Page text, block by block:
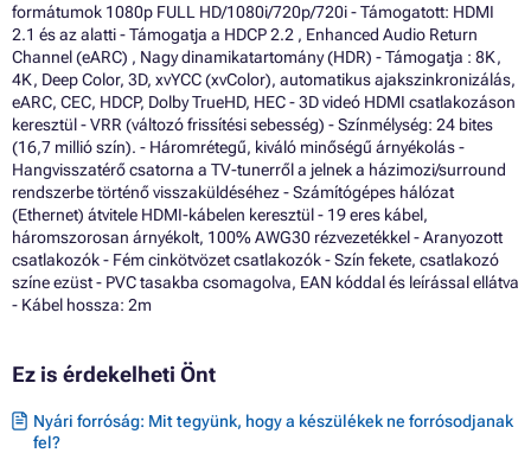
formátumok 1080p FULL HD/1080i/720p/720i - Támogatott: HDMI
2.1 és az alatti - Támogatja a HDCP 2.2 , Enhanced Audio Return
Channel (eARC) , Nagy dinamikatartomány (HDR) - Támogatja : 8K,
4K, Deep Color, 3D, xvYCC (xvColor), automatikus ajakszinkronizálás,
eARC, CEC, HDCP, Dolby TrueHD, HEC - 3D videó HDMI csatlakozáson
keresztül - VRR (változó frissítési sebesség) - Színmélység: 24 bites
(16,7 millió szín). - Háromrétegű, kiváló minőségű árnyékolás -
Hangvisszatérő csatorna a TV-tunerről a jelnek a házimozi/surround
rendszerbe történő visszaküldéséhez - Számítógépes hálózat
(Ethernet) átvitele HDMI-kábelen keresztül - 19 eres kábel,
háromszorosan árnyékolt, 100% AWG30 rézvezetékkel - Aranyozott
csatlakozók - Fém cinkötvözet csatlakozók - Szín fekete, csatlakozó
színe ezüst - PVC tasakba csomagolva, EAN kóddal és leírással ellátva
- Kábel hossza: 2m
Ez is érdekelheti Önt
Nyári forróság: Mit tegyünk, hogy a készülékek ne forrósodjanak
fel?